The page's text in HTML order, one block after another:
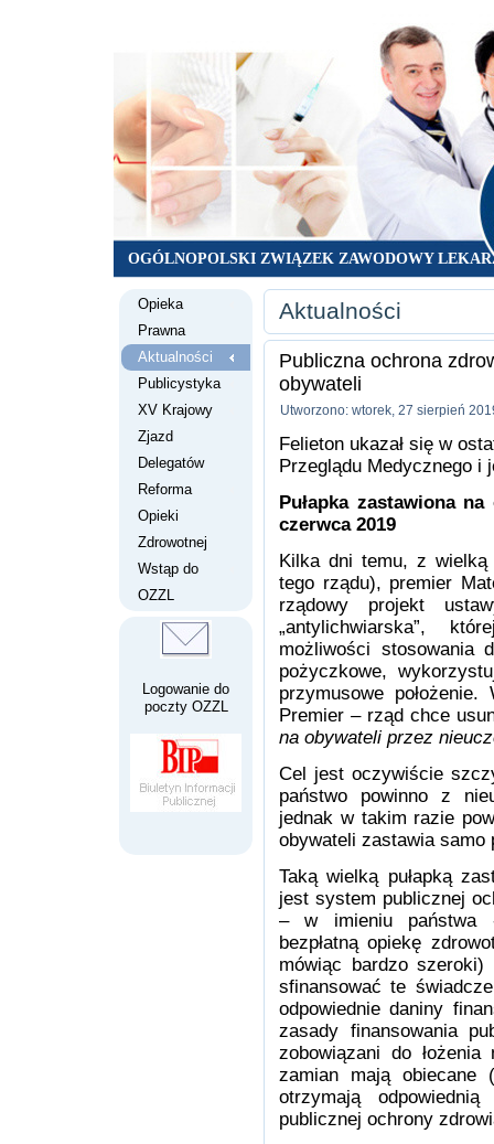
OGÓLNOPOLSKI ZWIĄZEK ZAWODOWY
Opieka
Prawna
Aktualności
Publicystyka
XV Krajowy
Zjazd
Delegatów
Reforma
Opieki
Zdrowotnej
Wstąp do
OZZL
Logowanie do
poczty OZZL
Aktualności
Publiczna ochrona
obywateli
Utworzono: wtorek, 27 sierpień
Felieton ukazał się w
Przeglądu Medycznego i
Pułapka zastawiona
czerwca 2019
Kilka dni temu, z wielką
tego rządu), premier
rządowy projekt
„antylichwiarska”,
możliwości stosowania
pożyczkowe,
przymusowe
Premier – rząd chce
na obywateli przez
Cel jest oczywiście
państwo powinno z
jednak w takim razie
obywateli zastawia samo
Taką wielką pułapką
jest system publicznej
– w imieniu państwa
bezpłatną opiekę
mówiąc bardzo szeroki)
sfinansować te
odpowiednie daniny
zasady finansowania
zobowiązani do
zamian mają obiecane
otrzymają
publicznej ochrony